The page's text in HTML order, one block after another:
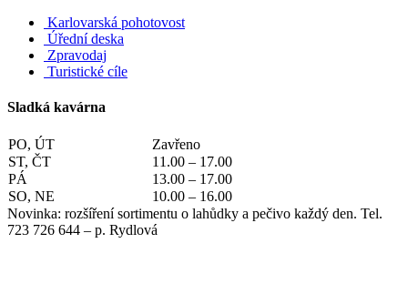
Karlovarská pohotovost
Úřední deska
Zpravodaj
Turistické cíle
Sladká kavárna
PO, ÚT
Zavřeno
ST, ČT
11.00 – 17.00
PÁ
13.00 – 17.00
SO, NE
10.00 – 16.00
Novinka: rozšíření sortimentu o lahůdky a pečivo každý den. Tel.
723 726 644 – p. Rydlová